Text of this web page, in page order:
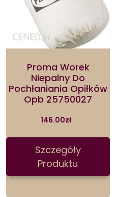
Proma Worek
Niepalny Do
Pochłaniania Opiłków
Opb 25750027
146.00zł
Szczegóły
Produktu